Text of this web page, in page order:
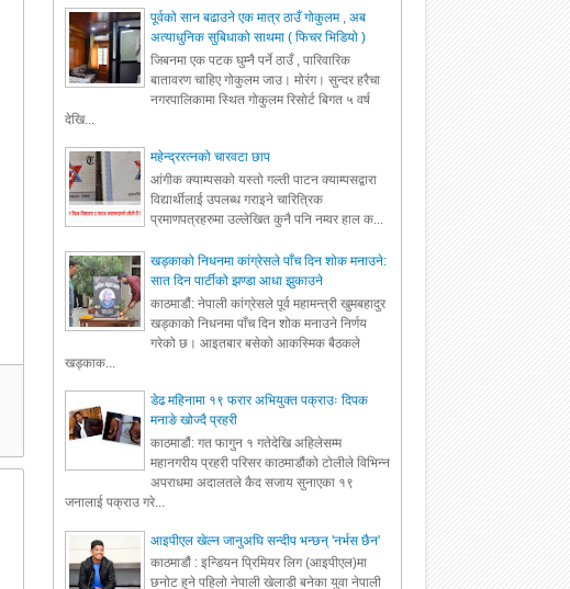
पूर्वको सान बढाउने एक मात्र ठाउँ गोकुलम , अब
अत्याधुनिक सुबिधाको साथमा ( फिचर भिडियो )
जिबनमा एक पटक घुम्नै पर्ने ठाउँ , पारिवारिक
बातावरण चाहिए गोकुलम जाउ। मोरंग। सुन्दर हरैचा
नगरपालिकामा स्थित गोकुलम रिसोर्ट बिगत ५ वर्ष
देखि...
महेन्द्ररत्नको चारवटा छाप
आंगीक क्याम्पसको यस्तो गल्ती पाटन क्याम्पसद्वारा
विद्यार्थीलाई उपलब्ध गराइने चारित्रिक
प्रमाणपत्रहरुमा उल्लेखित कुनै पनि नम्वर हाल क...
खड्काको निधनमा कांग्रेसले पाँच दिन शोक मनाउने:
सात दिन पार्टीको झण्डा आधा झुकाउने
काठमाडौं: नेपाली कांग्रेसले पूर्व महामन्त्री खुमबहादुर
खड्काको निधनमा पाँच दिन शोक मनाउने निर्णय
गरेको छ। आइतबार बसेको आकस्मिक बैठकले
खड्काक...
डेढ महिनामा १९ फरार अभियुक्त पक्राउः दिपक
मनाङे खोज्दै प्रहरी
काठमाडौं: गत फागुन १ गतेदेखि अहिलेसम्म
महानगरीय प्रहरी परिसर काठमाडौंको टोलीले विभिन्न
अपराधमा अदालतले कैद सजाय सुनाएका १९
जनालाई पक्राउ गरे...
आइपीएल खेल्न जानुअघि सन्दीप भन्छन् 'नर्भस छैन'
काठमाडौं : इन्डियन प्रिमियर लिग (आइपीएल)मा
छनोट हुने पहिलो नेपाली खेलाडी बनेका युवा नेपाली